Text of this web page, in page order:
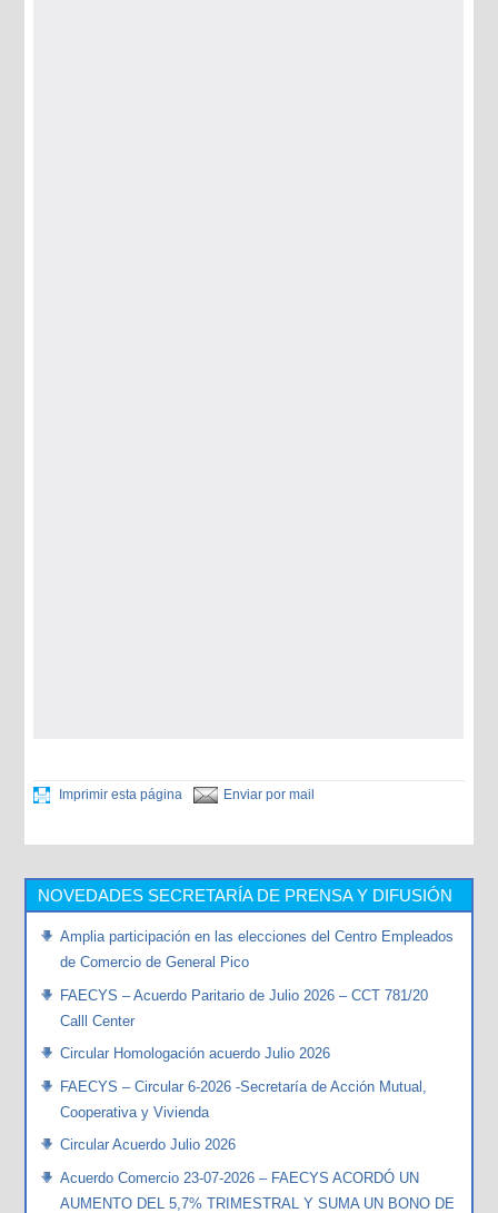
Imprimir esta página Enviar por mail
NOVEDADES SECRETARÍA DE PRENSA Y DIFUSIÓN
Amplia participación en las elecciones del Centro Empleados
de Comercio de General Pico
FAECYS – Acuerdo Paritario de Julio 2026 – CCT 781/20
Calll Center
Circular Homologación acuerdo Julio 2026
FAECYS – Circular 6-2026 -Secretaría de Acción Mutual,
Cooperativa y Vivienda
Circular Acuerdo Julio 2026
Acuerdo Comercio 23-07-2026 – FAECYS ACORDÓ UN
AUMENTO DEL 5,7% TRIMESTRAL Y SUMA UN BONO DE